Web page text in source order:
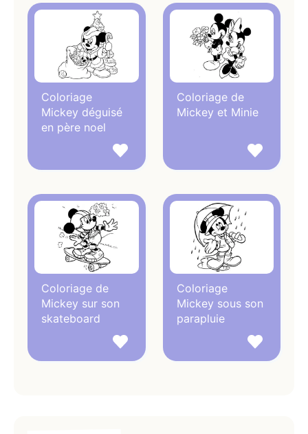
Coloriage
Mickey déguisé
en père noel
Coloriage de
Mickey et Minie
Coloriage de
Mickey sur son
skateboard
Coloriage
Mickey sous son
parapluie